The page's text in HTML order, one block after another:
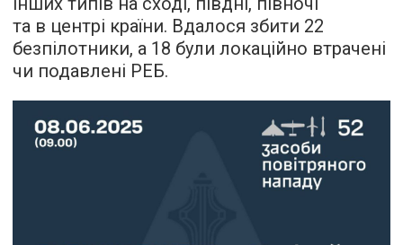
та в центрі країни. Вдалося збити 22
безпілотники, а 18 були локаційно втрачені
чи подавлені РЕБ.